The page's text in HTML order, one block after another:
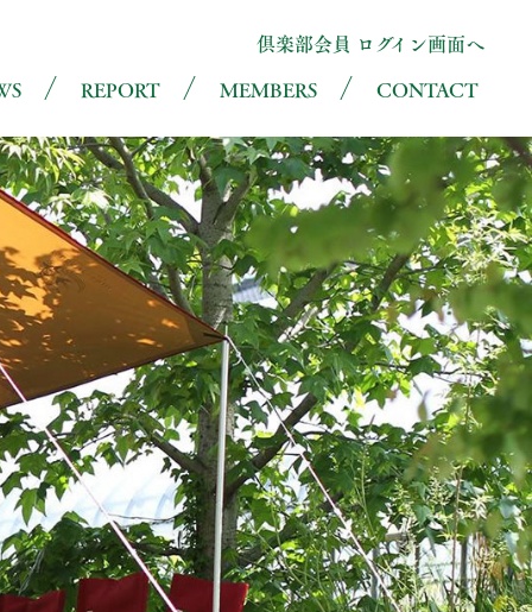
倶楽部会員 ログイン画面へ
REPORT MEMBERS CONTACT